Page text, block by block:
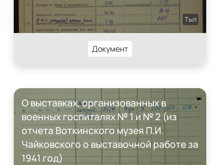
Тыл
Документ
О выставках, организованных в
военных госпиталях № 1 и № 2 (из
отчета Воткинского музея П.И.
Чайковского о выставочной работе за
1941 год)